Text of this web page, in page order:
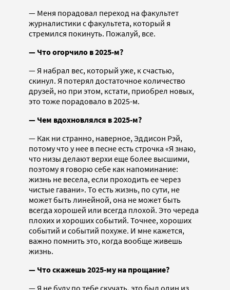
— Меня порадовал переход на факультет
журналистики с факультета, который я
стремился покинуть. Пожалуй, все.
— Что огорчило в 2025-м?
— Я набрал вес, который уже, к счастью,
скинул. Я потерял достаточное количество
друзей, но при этом, кстати, приобрел новых,
это тоже порадовало в 2025-м.
— Чем вдохновлялся в 2025-м?
— Как ни странно, наверное, Эддисон Рэй,
потому что у нее в песне есть строчка «Я знаю,
что низы делают верхи еще более высшими,
поэтому я говорю себе как напоминание:
жизнь не весела, если проходить ее через
чистые гавани». То есть жизнь, по сути, не
может быть линейной, она не может быть
всегда хорошей или всегда плохой. Это череда
плохих и хороших событий. Точнее, хороших
событий и событий похуже. И мне кажется,
важно помнить это, когда вообще живешь
жизнь.
— Что скажешь 2025-му на прощание?
— Я не буду по тебе скучать, это был один из